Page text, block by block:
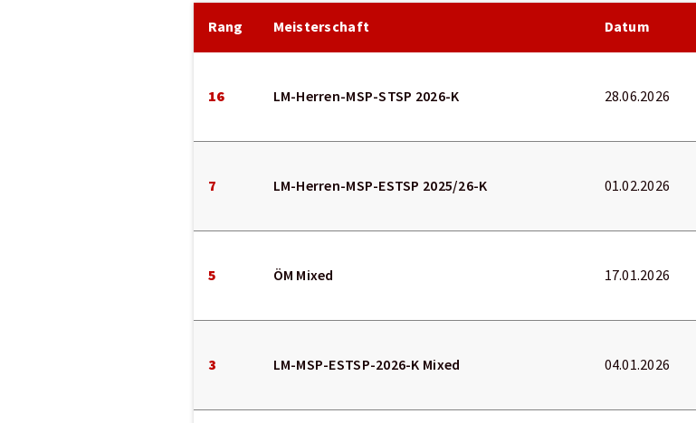
Rang Meisterschaft Datum
16 LM-Herren-MSP-STSP 2026-K 28.06.2026
7 LM-Herren-MSP-ESTSP 2025/26-K 01.02.2026
5 ÖM Mixed 17.01.2026
3 LM-MSP-ESTSP-2026-K Mixed 04.01.2026